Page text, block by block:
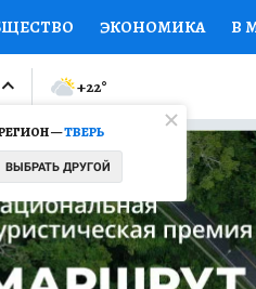
ЭКОНОМИКА В
ПРОИСШЕСТВИЯ
МИР Я ЗНАЮ СЕМЬЯ
СЕРИАЛЫ
КОНКУРСЫ
—ТВЕРЬ
ВЫБРАТЬ ДРУГОЙ
+22°